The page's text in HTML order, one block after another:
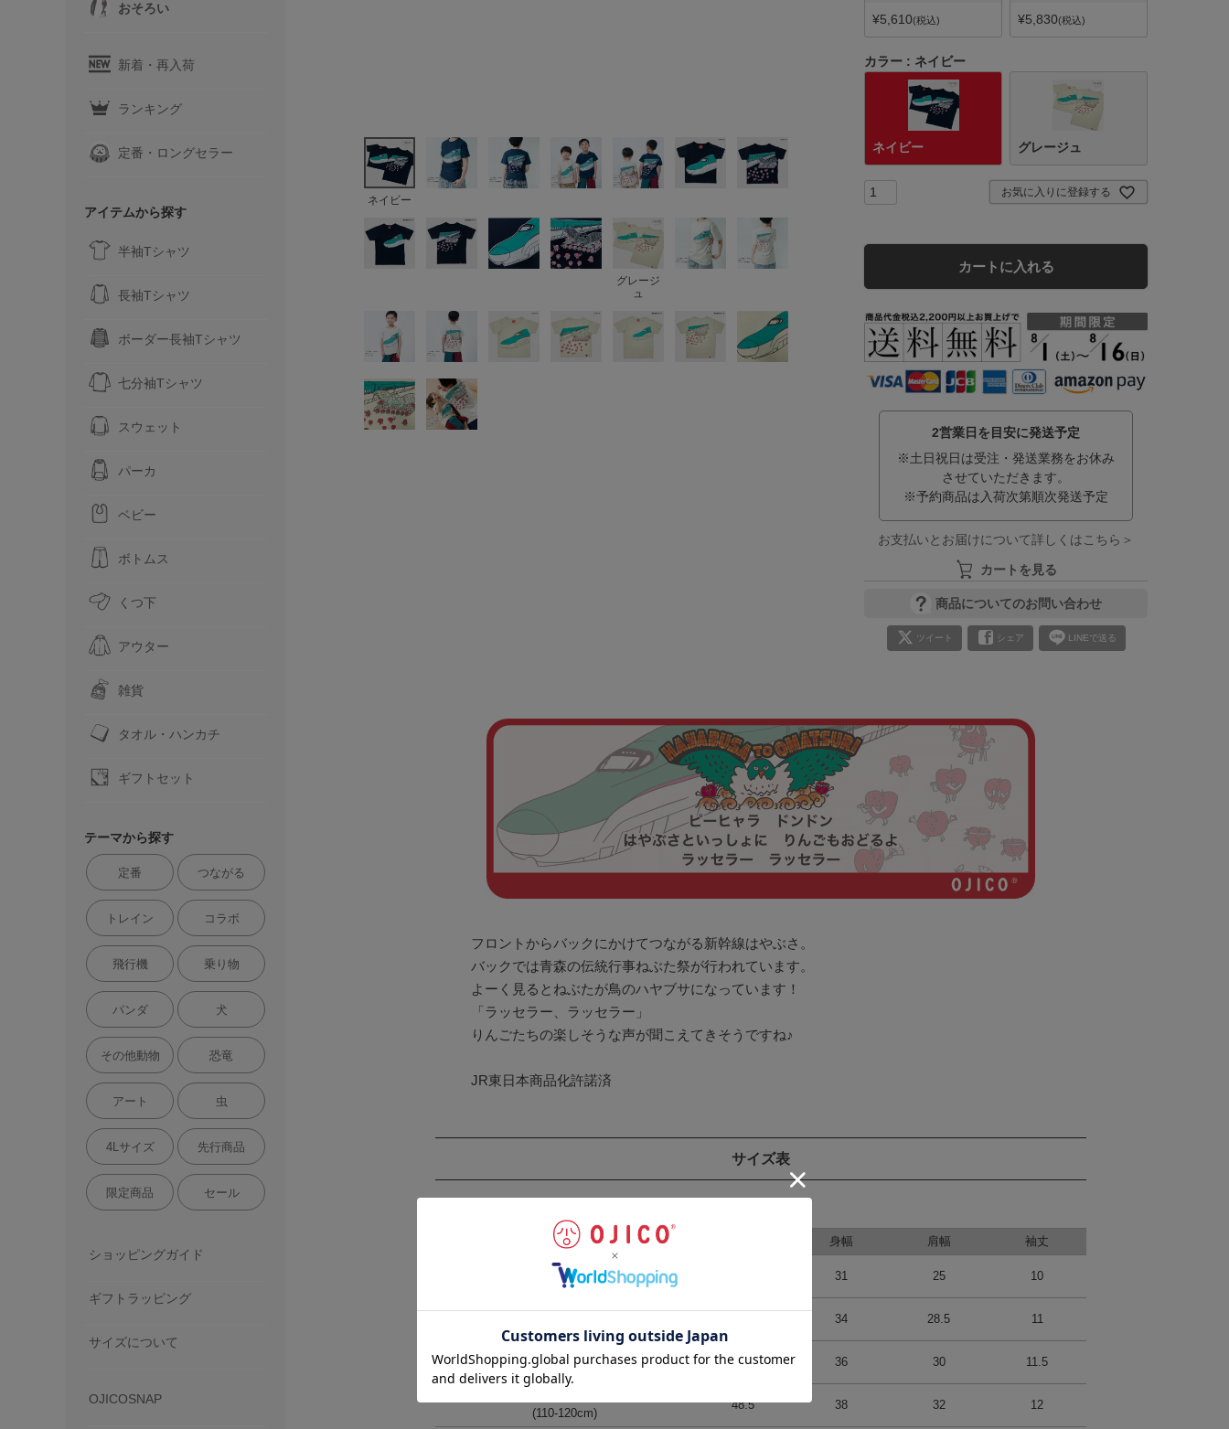
おそろい
新着・再入荷
ランキング
定番・ロングセラー
アイテムから探す
半袖Tシャツ
長袖Tシャツ
ボーダー長袖Tシャツ
七分袖Tシャツ
スウェット
パーカ
ベビー
ボトムス
くつ下
アウター
雑貨
タオル・ハンカチ
ギフトセット
テーマから探す
定番 つながる
トレイン コラボ
飛行機 乗り物
パンダ 犬
その他動物 恐竜
アート 虫
4Lサイズ 先行商品
限定商品 セール
ショッピングガイド
ギフトラッピング
サイズについて
OJICOSNAP
ネイビー
グレージ
ュ
¥5,610 税込 ¥5,830 税込
カラー ネイビー
ネイビー グレージュ
お気に入りに登録する
カートに入れる
2営業日を目安に発送予定
※土日祝日は受注・発送業務をお休み
させていただきます。
※予約商品は入荷次第順次発送予定
お支払いとお届けについて詳しくはこちら＞
カートを見る
商品についてのお問い合わせ
ツイート シェア LINEで送る
フロントからバックにかけてつながる新幹線はやぶさ。
バックでは青森の伝統行事ねぶた祭が行われています。
よーく見るとねぶたが鳥のハヤブサになっています！
「ラッセラー、ラッセラー」
りんごたちの楽しそうな声が聞こえてきそうですね♪
JR東日本商品化許諾済
サイズ表
表記 身幅 肩幅 袖丈
2A
(75-85cm)
31 25 10
4A
(90-100cm)
34 28.5 11
6A
(100-110cm)
44.5 36 30 11.5
(110-120cm)
48.5 38 32 12